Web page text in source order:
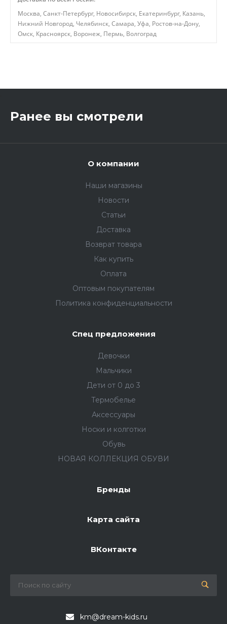
Москва, Санкт-Петербург, Новосибирск, Екатеринбург, Казань,
Нижний Новгород, Челябинск, Самара, Уфа, Ростов-на-Дону,
Омск, Красноярск, Воронеж, Пермь, Волгоград
Ранее вы смотрели
О компании
Наши магазины
Новости
Статьи
Доставка
Возврат товара
Как купить
Оплата
Оптовым покупателям
Политика конфиденциальности
Спец предложения
Девочки
Мальчики
Дети от 0 до 3
Термобелье
Аксессуары
Носки и колготки
Обувь
НОВАЯ КОЛЛЕКЦИЯ ОБУВИ
Бренды
Карта сайта
ВКонтакте
km@dream-kids.ru